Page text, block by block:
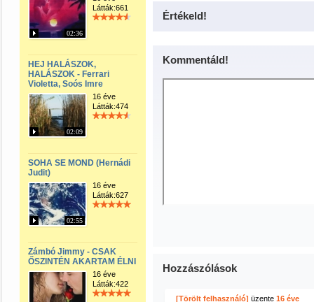
02:36
Látták:661
HEJ HALÁSZOK,
HALÁSZOK - Ferrari
Violetta, Soós Imre
02:09
16 éve
Látták:474
SOHA SE MOND (Hernádi
Judit)
02:55
16 éve
Látták:627
Zámbó Jimmy - CSAK
ŐSZINTÉN AKARTAM ÉLNI
16 éve
Látták:422
Értékeld!
Kommentáld!
Hozzászólások
[Törölt felhasználó] üzente 16 éve